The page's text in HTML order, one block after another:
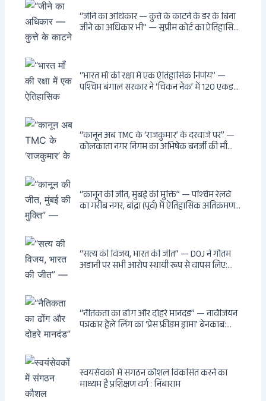
भूमिका — ED ने गिरफ्तार किया
“जीने का अधिकार — कुत्ते के काटने के डर के बिना
जीने का अधिकार भी” — सुप्रीम कोर्ट का ऐतिहासिक
अनुमति, राज्यों को 10 कड़े निर्देश
“भारत माँ की रक्षा में एक ऐतिहासिक निर्णय” —
पश्चिम बंगाल सरकार ने ‘चिकन नेक’ में 120 एकड़
दुश्मनों की नींद उड़ाई
“कानून अब TMC के ‘राजकुमार’ के दरवाजे पर” —
कोलकाता नगर निगम का अभिषेक बनर्जी की माँ
वंशवाद के भ्रष्टाचार की सम्पूर्ण कहानी
“कानून की जीत, मुंबई की मुक्ति” — पश्चिम रेलवे
का गरीब नगर, बांद्रा (पूर्व) में ऐतिहासिक अतिक्रमण-
“सत्य की विजय, भारत की जीत” — DOJ ने गौतम
अडानी पर सभी आरोप स्थायी रूप से वापस लिए:
“नैतिकता का ढोंग और दोहरे मानदंड” — नार्वेजियन
पत्रकार हेले लिंग का ‘प्रेस फ्रीडम ड्रामा’ बेनकाब:
स्वयंसेवकों में संगठन कौशल विकसित करने का
माध्यम है प्रशिक्षण वर्ग : निंबाराम